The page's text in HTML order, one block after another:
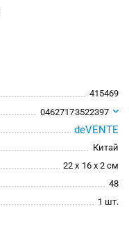
415469
04627173522397
deVENTE
Китай
22 x 16 x 2 см
48
1 шт.